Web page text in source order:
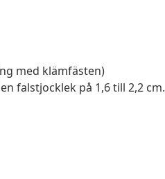
med klämfästen)
falstjocklek på 1,6 till 2,2 cm.